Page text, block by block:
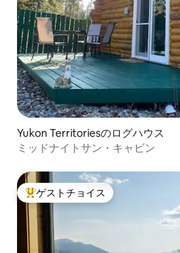
Yukon Territoriesのログハウス
ミッドナイトサン・キャビン
大好評のゲストチョイスです。
ゲストチョイス